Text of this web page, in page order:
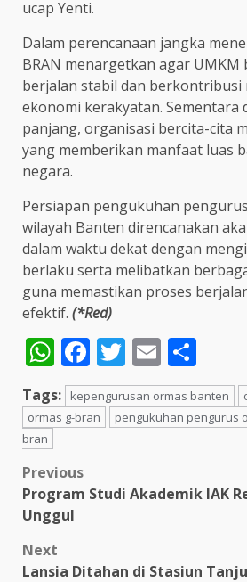
ucap Yenti.
Dalam perencanaan jangka
BRAN menargetkan agar UMKM
berjalan stabil dan berkontribusi
ekonomi kerakyatan. Sementara
panjang, organisasi bercita-cita
yang memberikan manfaat luas
negara.
Persiapan pengukuhan pengurus
wilayah Banten direncanakan
dalam waktu dekat dengan
berlaku serta melibatkan
guna memastikan proses
efektif. (*Red)
WhatsApp
Facebook
Twitter
Email
Tags: kepengurusan ormas banten
ormas g-bran
pengukuhan pengurus
bran
Post
navigation
Previous
Program Studi Akademik IAK
Unggul
Next
Lansia Ditahan di Stasiun